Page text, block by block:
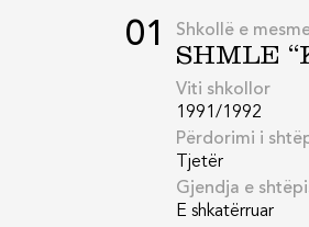
01
Shkollë e
SHMLE
Viti shkollor
1991/1992
Përdorimi i
Tjetër
Gjendja e
E shkatërruar